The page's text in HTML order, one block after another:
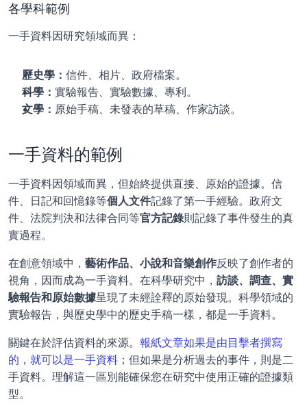
各學科範例
一手資料因研究領域而異：
歷史學： 信件、相片、政府檔案。
科學： 實驗報告、實驗數據、專利。
文學： 原始手稿、未發表的草稿、作家訪談。
一手資料的範例
一手資料因領域而異，但始終提供直接、原始的證據。信
件、日記和回憶錄等個人文件記錄了第一手經驗。政府文
件、法院判決和法律合同等官方記錄則記錄了事件發生的真
實過程。
在創意領域中， 藝術作品、小說和音樂創作反映了創作者的
視角，因而成為一手資料。在科學研究中， 訪談、調查、實
驗報告和原始數據呈現了未經詮釋的原始發現。科學領域的
實驗報告，與歷史學中的歷史手稿一樣，都是一手資料。
關鍵在於評估資料的來源。 報紙文章如果是由目擊者撰寫
的，就可以是一手資料 ；但如果是分析過去的事件，則是二
手資料。理解這一區別能確保您在研究中使用正確的證據類
型。